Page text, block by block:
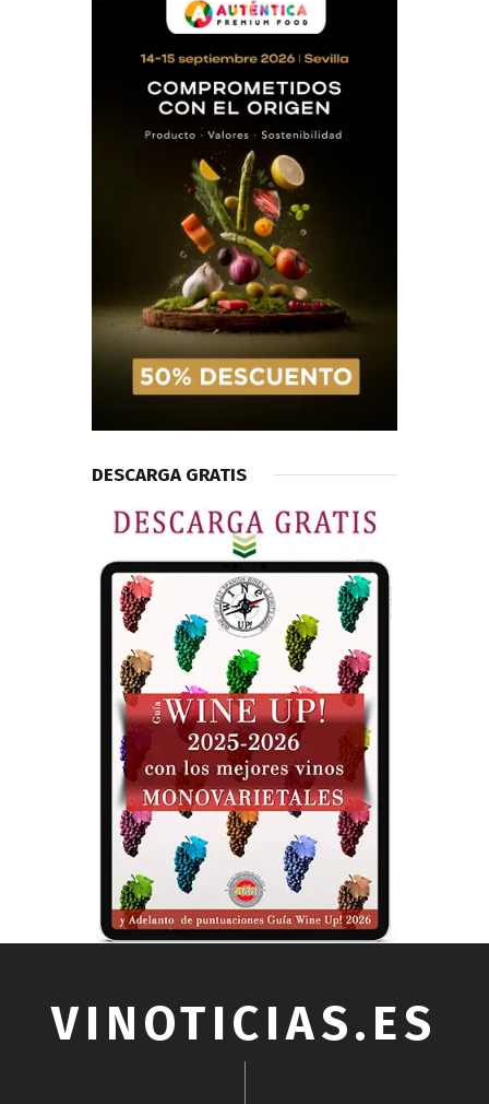
DESCARGA GRATIS
VINOTICIAS.ES